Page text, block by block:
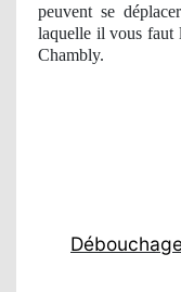
peuvent se
laquelle il vous faut
Chambly.